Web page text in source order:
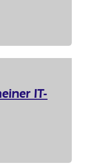
IT-